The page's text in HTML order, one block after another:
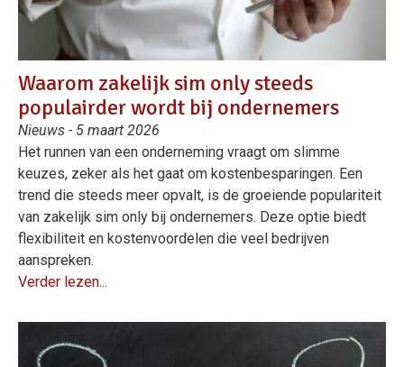
Waarom zakelijk sim only steeds
populairder wordt bij ondernemers
Nieuws - 5 maart 2026
Het runnen van een onderneming vraagt om slimme
keuzes, zeker als het gaat om kostenbesparingen. Een
trend die steeds meer opvalt, is de groeiende populariteit
van zakelijk sim only bij ondernemers. Deze optie biedt
flexibiliteit en kostenvoordelen die veel bedrijven
aanspreken.
Verder lezen...